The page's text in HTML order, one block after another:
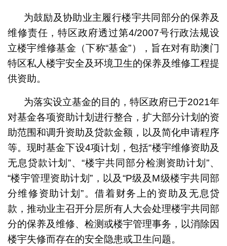
为鼓励及协助业主履行楼宇共同部分的保养及
维修责任，特区政府透过第4/2007号行政法规设
立楼宇维修基金（下称“基金”），旨在对有助澳门
特区私人楼宇安全及环境卫生的保养及维修工程提
供资助。
为落实设立基金的目的，特区政府已于2021年
对基金各项资助计划进行整合，扩大部分计划的资
助范围和调升资助及贷款金额，以及简化申请程序
等。现时基金下设4项计划，包括“楼宇维修资助及
无息贷款计划”、“楼宇共同部分检测资助计划”、
“楼宇管理资助计划”，以及“P级及M级楼宇共同部
分维修资助计划”。借着财务上的资助及无息贷
款，推动业主召开分层所有人大会处理楼宇共同部
分的保养及维修、检测或楼宇管理事务，以消除因
楼宇失修而存在的安全隐患或卫生问题。